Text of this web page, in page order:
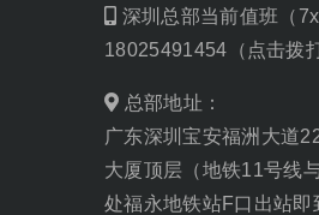
深圳总部当前值班（
18025491454（点击拨打
总部地址：
广东深圳宝安福洲大道
大厦顶层（地铁11号线
处福永地铁站F口出站即